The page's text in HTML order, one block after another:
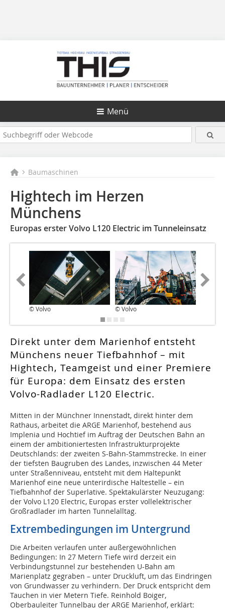
Menü
Baumaschinen
Hightech im Herzen
Münchens
Europas erster Volvo L120 Electric im Tunneleinsatz
© Volvo © Volvo
Direkt unter dem Marienhof entsteht
Münchens neuer Tiefbahnhof – mit
Hightech, Teamgeist und einer Premiere
für Europa: dem Einsatz des ersten
Volvo-Radlader L120 Electric.
Mitten in der Münchner Innenstadt, direkt hinter dem
Rathaus, arbeitet die ARGE Marienhof, bestehend aus
Implenia und Hochtief im Auftrag der Deutschen Bahn an
einem der ambitioniertesten Infrastrukturprojekte
Deutschlands: der zweiten S-Bahn-Stammstrecke. In einer
der tiefsten Baugruben des Landes, inzwischen 44 Meter
unter Straßenniveau, entsteht mit dem Haltepunkt
Marienhof eine neue unterirdische Haltestelle – ein
Tiefbahnhof der Superlative. Spektakulärster Neuzugang:
der Volvo L120 Electric, Europas erster vollelektrischer
Großradlader im harten Tunnelalltag.
Extrembedingungen im Untergrund
Die Arbeiten verlaufen unter außergewöhnlichen
Bedingungen: In 27 Metern Tiefe wird derzeit ein
Verbindungstunnel zur bestehenden U-Bahn am
Marienplatz gegraben – unter Druckluft, um das Eindringen
von Grundwasser zu verhindern. Der Druck entspricht dem
Tauchen in vier Metern Tiefe. Reinhold Boiger,
Oberbauleiter Tunnelbau der ARGE Marienhof, erklärt: